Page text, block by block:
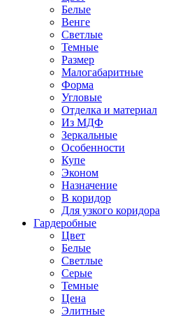
Белые
Венге
Светлые
Темные
Размер
Малогабаритные
Форма
Угловые
Отделка и материал
Из МДФ
Зеркальные
Особенности
Купе
Эконом
Назначение
В коридор
Для узкого коридора
Гардеробные
Цвет
Белые
Светлые
Серые
Темные
Цена
Элитные